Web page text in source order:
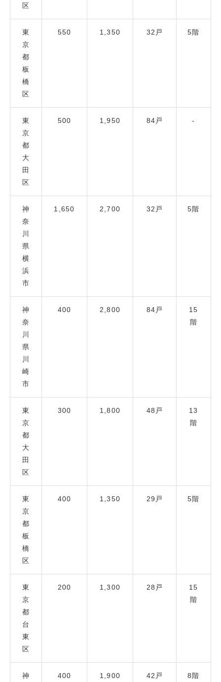
区
東
京
都
板
橋
区
550 1,350 32戸 5階
東
京
都
大
田
区
500 1,950 84戸 ‐
神
奈
川
県
横
浜
市
1,650 2,700 32戸 5階
神
奈
川
県
川
崎
市
400 2,800 84戸
15
階
東
京
都
大
田
区
300 1,800 48戸
13
階
東
京
都
板
橋
区
400 1,350 29戸 5階
東
京
都
台
東
区
200 1,300 28戸
15
階
神
400 1,900 42戸 8階